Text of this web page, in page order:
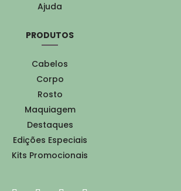
Ajuda
PRODUTOS
Cabelos
Corpo
Rosto
Maquiagem
Destaques
Edições Especiais
Kits Promocionais